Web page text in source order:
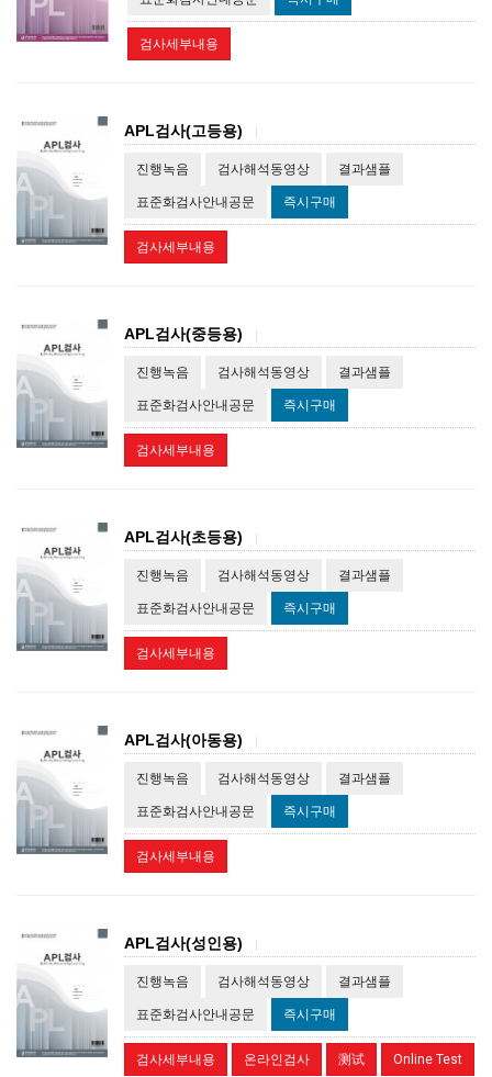
검사세부내용
APL검사(고등용)
진행녹음 검사해석동영상 결과샘플
표준화검사안내공문 즉시구매
검사세부내용
APL검사(중등용)
진행녹음 검사해석동영상 결과샘플
표준화검사안내공문 즉시구매
검사세부내용
APL검사(초등용)
진행녹음 검사해석동영상 결과샘플
표준화검사안내공문 즉시구매
검사세부내용
APL검사(아동용)
진행녹음 검사해석동영상 결과샘플
표준화검사안내공문 즉시구매
검사세부내용
APL검사(성인용)
진행녹음 검사해석동영상 결과샘플
표준화검사안내공문 즉시구매
검사세부내용 온라인검사 测试 Online Test